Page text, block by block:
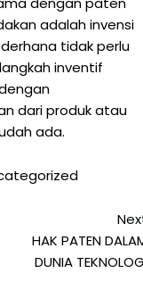
adalah invensi
tidak perlu
inventif
dari produk atau
ada.
HAK PATEN
DUNIA